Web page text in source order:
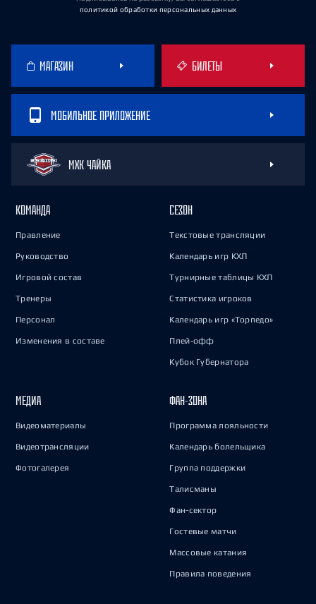
политикой обработки персональных данных
МАГАЗИН БИЛЕТЫ
МОБИЛЬНОЕ ПРИЛОЖЕНИЕ
МХК ЧАЙКА
КОМАНДА
Правление
Руководство
Игровой состав
Тренеры
Персонал
Изменения в составе
СЕЗОН
Текстовые трансляции
Календарь игр КХЛ
Турнирные таблицы КХЛ
Статистика игроков
Календарь игр «Торпедо»
Плей-офф
Кубок Губернатора
МЕДИА
Видеоматериалы
Видеотрансляции
Фотогалерея
ФАН-ЗОНА
Программа лояльности
Календарь болельщика
Группа поддержки
Талисманы
Фан-сектор
Гостевые матчи
Массовые катания
Правила поведения